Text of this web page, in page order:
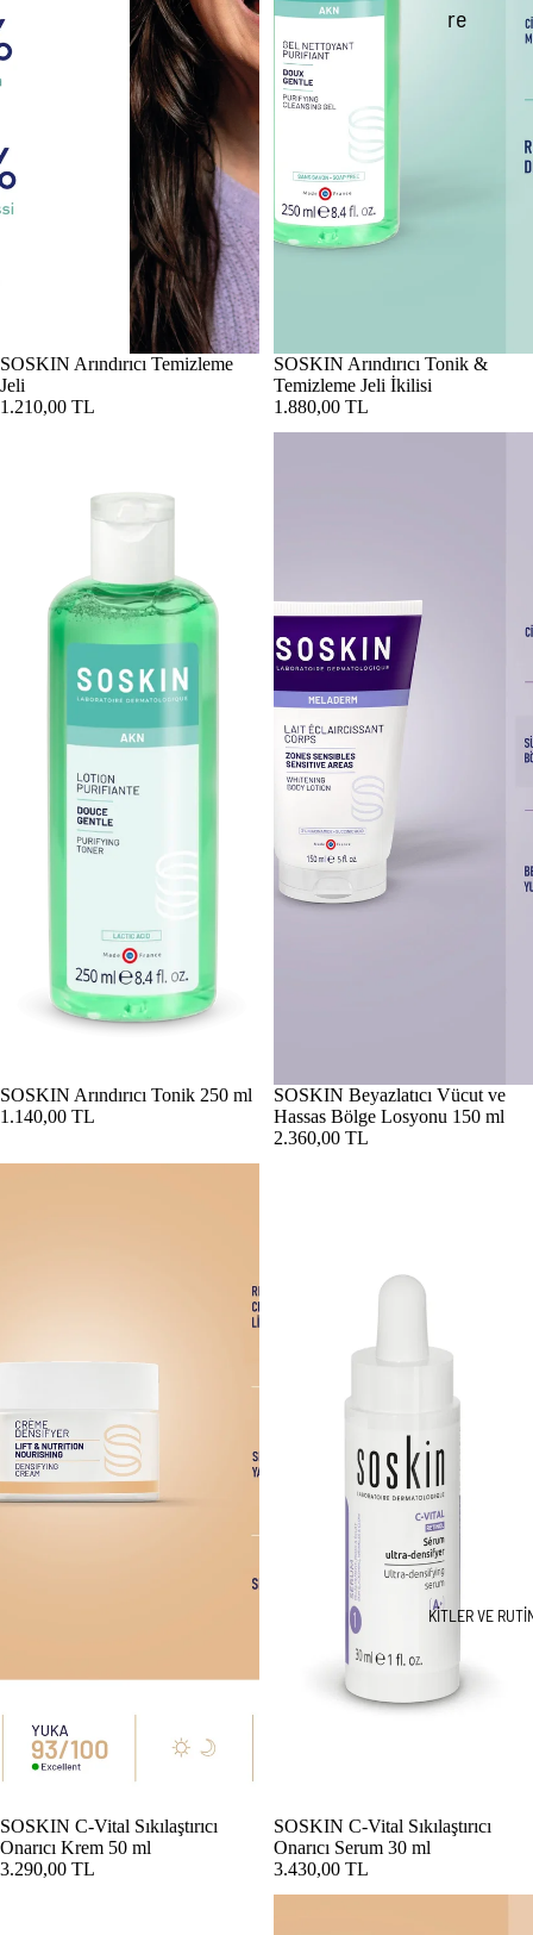
re
KİTLER VE
SOSKIN Arındırıcı Temizleme
Jeli
1.210,00 TL
SOSKIN Arındırıcı Tonik &
Temizleme Jeli İkilisi
1.880,00 TL
SOSKIN Arındırıcı Tonik 250 ml
1.140,00 TL
SOSKIN Beyazlatıcı Vücut ve
Hassas Bölge Losyonu 150 ml
2.360,00 TL
SOSKIN C-Vital Sıkılaştırıcı
Onarıcı Krem 50 ml
3.290,00 TL
SOSKIN C-Vital Sıkılaştırıcı
Onarıcı Serum 30 ml
3.430,00 TL